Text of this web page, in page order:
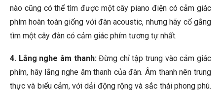
nào cũng có thể tìm được một cây piano điện có cảm giác
phím hoàn toàn giống với đàn acoustic, nhưng hãy cố gắng
tìm một cây đàn có cảm giác phím tương tự nhất.
4. Lắng nghe âm thanh:Đừng chỉ tập trung vào cảm giác
phím, hãy lắng nghe âm thanh của đàn. Âm thanh nên trung
thực và biểu cảm, với dải động rộng và sắc thái phong phú.